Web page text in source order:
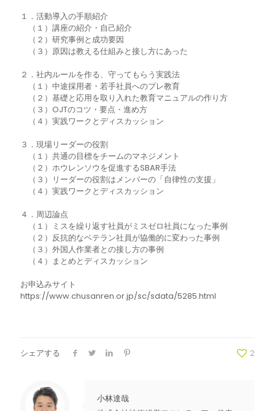
１．活動導入の手順紹介
（１）講座の紹介・自己紹介
（２）研究事例と成功要因
（３）原因は教える仕組みと接し方にあった
２．社内ルールを作る、守ってもらう実践法
（１）中途採用者・若手社員へのプレ教育
（２）基礎と応用を取り入れた教育マニュアルの作り方
（３）OJTのコツ・要点・進め方
（４）実践ワークとディスカッション
３．現場リーダーの役割
（１）共通の目標をチームのマネジメント
（２）ホウレンソウを促進するSBAR手法
（３）リーダーの役割はメンバーの「自律性の支援」
（４）実践ワークとディスカッション
４．周辺論点
（１）ミスを繰り返す社員がミスゼロ社員になった事例
（２）反抗的なベテラン社員が協働的に変わった事例
（３）外国人作業者との接し方の事例
（４）まとめとディスカッション
お申込みサイト
https://www.chusanren.or.jp/sc/sdata/5285.html
シェアする 2
小林達哉